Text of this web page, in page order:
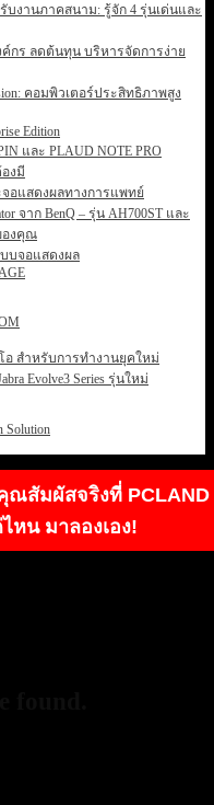
รับงานภาคสนาม: รู้จัก 4 รุ่นเด่นและ
กร ลดต้นทุน บริหารจัดการง่าย
คอมพิวเตอร์ประสิทธิภาพสูง
Edition
และ PLAUD NOTE PRO
งมี
จอแสดงผลทางการแพทย์
จาก BenQ – รุ่น AH700ST และ
องคุณ
บบจอแสดงผล
อ สำหรับการทำงานยุคใหม่
Evolve3 Series รุ่นใหม่
Solution
ณสัมผัสจริงที่ PCLAND
หน มาลองเอง!